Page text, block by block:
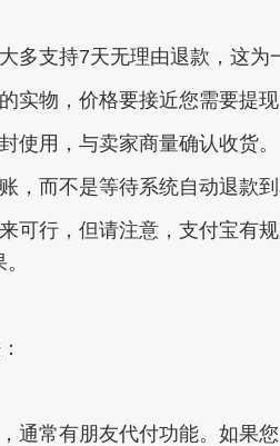
多支持7天无理由退款，这为
实物，价格要接近您需要提现
使用，与卖家商量确认收货。
，而不是等待系统自动退款到
可行，但请注意，支付宝有
通常有朋友代付功能。如果